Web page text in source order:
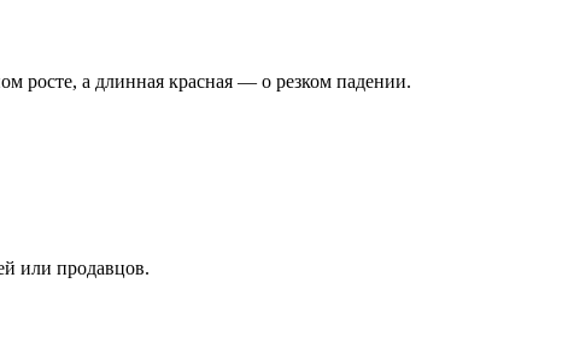
росте, а длинная красная — о резком падении.
или продавцов.